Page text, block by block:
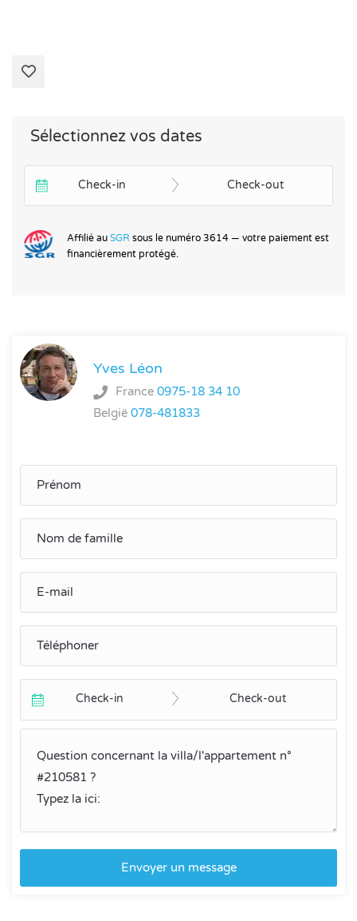
Sélectionnez vos dates
Check-in Check-out
Affilié au SGR sous le numéro 3614 — votre paiement est
financièrement protégé.
Yves Léon
France 0975-18 34 10
België 078-481833
Check-in Check-out
Envoyer un message